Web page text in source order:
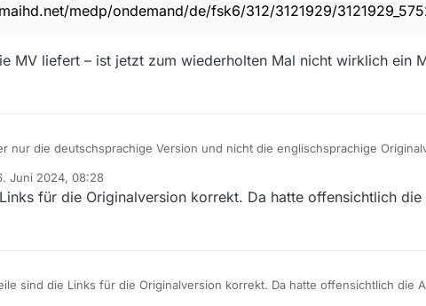
medp/ondemand/de/fsk6/312/3121929/
MV liefert – ist jetzt zum wiederholten Mal nicht wirklich ein
nur die deutschsprachige Version und nicht die englischsprachige
Juni 2024, 08:28
von
für die Originalversion korrekt. Da hatte offensichtlich die
sind die Links für die Originalversion korrekt. Da hatte offensichtlich die